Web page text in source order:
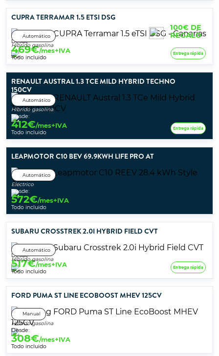
CUPRA TERRAMAR 1.5 ETSI DSG
Automático
Híbrido gasolina
100€ DE
REGALO
Desde:
469€/mes+IVA
Todo incluido
Entrega rápida
RENAULT AUSTRAL 1.3 TCE MILD HYBRID TECHNO
150CV
Automático
Híbrido gasolina
Desde:
412€/mes+IVA
Todo incluido
Entrega rápida
LEAPMOTOR C10 BEV 69.9KWH LIFE PRO AT
Automático
Eléctrico
Desde:
572€/mes+IVA
Todo incluido
SUBARU CROSSTREK 2.0I HYBRID FIELD CVT
Automático
Híbrido gasolina
Desde:
517€/mes+IVA
Todo incluido
Entrega rápida
FORD PUMA ST LINE ECOBOOST MHEV 125CV
Manual
Híbrido gasolina
Desde:
308€/mes+IVA
Todo incluido